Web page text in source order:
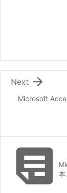
Microsoft

Next
本